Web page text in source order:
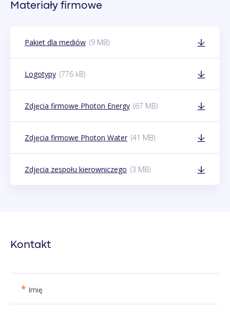
Materiały firmowe
Pakiet dla mediów (9 MB)
Logotypy (776 kB)
Zdjęcia firmowe Photon Energy (67 MB)
Zdjęcia firmowe Photon Water (41 MB)
Zdjęcia zespołu kierowniczego (3 MB)
Kontakt
* Imię